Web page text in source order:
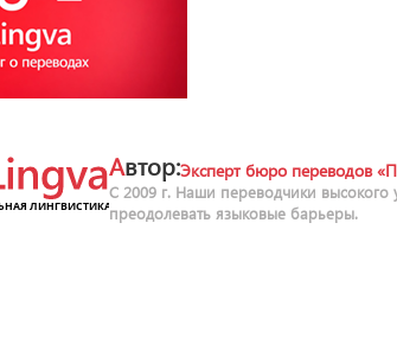
Автор:Эксперт бюро переводов
С 2009 г. Наши переводчики высокого
преодолевать языковые барьеры.